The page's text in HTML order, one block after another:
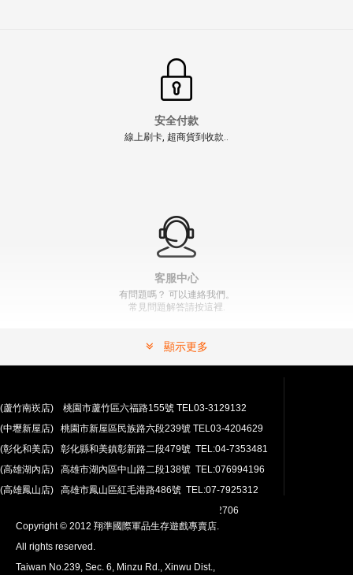
安全付款
線上刷卡, 超商貨到收款..
客服中心
有問題嗎？ 可以連絡我們。
常見問題解答請按這裡.
安心購買
100％付款保護。 簡單
退貨政策
顯示更多
(蘆竹南崁店) 桃園市蘆竹區六福路155號 TEL03-3129132
(中壢新屋店) 桃園市新屋區民族路六段239號 TEL03-4204629
(彰化和美店) 彰化縣和美鎮彰新路二段479號 TEL:04-7353481
(高雄湖內店) 高雄市湖內區中山路二段138號 TEL:076994196
(高雄鳳山店) 高雄市鳳山區紅毛港路486號 TEL:07-7925312
翔準網路部門:TEL 03-4202763 03-4202706
Copyright © 2012 翔準國際軍品生存遊戲專賣店.
All rights reserved.
Taiwan No.239, Sec. 6, Minzu Rd., Xinwu Dist.,